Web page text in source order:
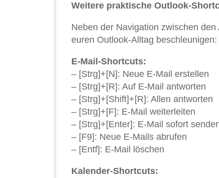
Weitere praktische Outlook-
Neben der Navigation zwischen
euren Outlook-Alltag beschleunigen:
E-Mail-Shortcuts:
– [Strg]+[N]: Neue E-Mail erstellen
– [Strg]+[R]: Auf E-Mail antworten
– [Strg]+[Shift]+[R]: Allen antworten
– [Strg]+[F]: E-Mail weiterleiten
– [Strg]+[Enter]: E-Mail sofort
– [F9]: Neue E-Mails abrufen
– [Entf]: E-Mail löschen
Kalender-Shortcuts: